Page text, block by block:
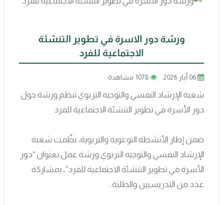
ورشة دور الاسرة في تطوير التنشئة
الاجتماعية للفرد
06 أيار 2026 1078 مشاهدة
شعبة الإرشاد النفسي والتوجيه التربوي تنظم ورشة حول
دور الأسرة في تطوير التنشئة الاجتماعية للفرد
ضمن إطار الأنشطة التوعوية والتربوية، نظّمت شعبة
الإرشاد النفسي والتوجيه التربوي ورشة عمل بعنوان “دور
الأسرة في تطوير التنشئة الاجتماعية للفرد”، بمشاركة
عدد من التدريسيين والطلبة.